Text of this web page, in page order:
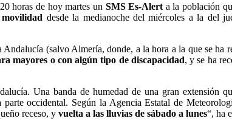
horas de hoy martes un SMS Es-Alert a la población
desde la medianoche del miércoles a la del
(salvo Almería, donde, a la hora a la que se
mayores o con algún tipo de discapacidad, y se ha
Una banda de humedad de una gran extensión
occidental. Según la Agencia Estatal de
receso, y vuelta a las lluvias de sábado a lunes“, ha